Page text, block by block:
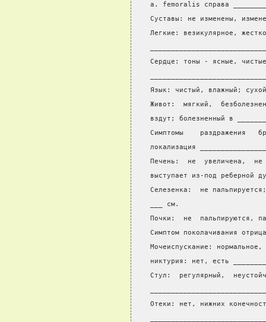
а. femoralis справа
Суставы: не изменены,
Легкие: везикулярное,
Сердце: тоны - ясные,
Язык: чистый, влажный;
Живот:  мягкий,
вздут; болезненный в
Симптомы    раздражения
локализация
Печень:  не  увеличена,  не
выступает из-под реберной
Селезенка:  не
___ см.
Почки:  не  пальпируются,
Симптом поколачивания
Мочеиспускание:
никтурия: нет, есть
Стул:  регулярный,
Отеки: нет, нижних